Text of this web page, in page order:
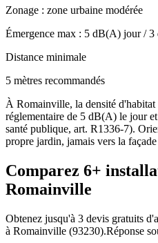
Zonage : zone urbaine modérée
Émergence max : 5 dB(A) jour /3
Distance minimale
5 mètres recommandés
À Romainville, la densité d'habitat
réglementaire de 5 dB(A) le jour
santé publique, art. R1336-7).
propre jardin, jamais vers la
Comparez 6+
Romainville
Obtenez jusqu'à 3 devis gratuits
à Romainville (93230).Réponse